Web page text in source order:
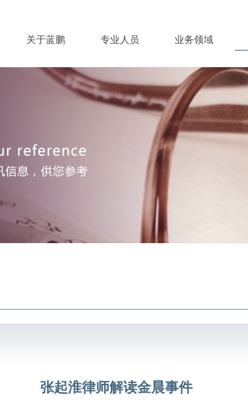
关于蓝鹏 专业人员 业务领域
张起淮律师解读金晨事件